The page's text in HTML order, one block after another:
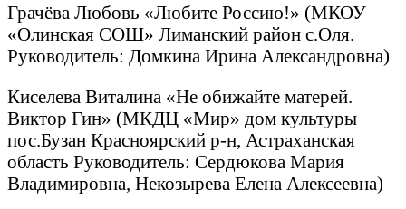
Грачёва Любовь «Любите Россию!» (МКОУ
«Олинская СОШ» Лиманский район с.Оля.
Руководитель: Домкина Ирина Александровна)
Киселева Виталина «Не обижайте матерей.
Виктор Гин» (МКДЦ «Мир» дом культуры
пос.Бузан Красноярский р-н, Астраханская
область Руководитель: Сердюкова Мария
Владимировна, Некозырева Елена Алексеевна)